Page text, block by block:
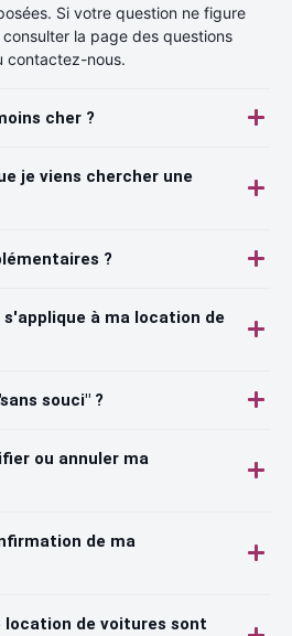
Si votre question ne figure
la page des questions
contactez-nous.
cher ?
je viens chercher une
?
à ma location de
souci" ?
ou annuler ma
de ma
location de voitures sont